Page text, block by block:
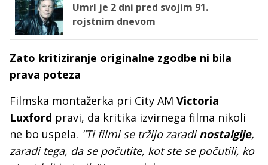
Umrl je 2 dni pred svojim 91.
rojstnim dnevom
Zato kritiziranje originalne zgodbe ni bila
prava poteza
Filmska montažerka pri City AM Victoria
Luxford pravi, da kritika izvirnega filma nikoli
ne bo uspela. "Ti filmi se tržijo zaradinostalgije,
zaradi tega, da se počutite, kot ste se počutili, ko